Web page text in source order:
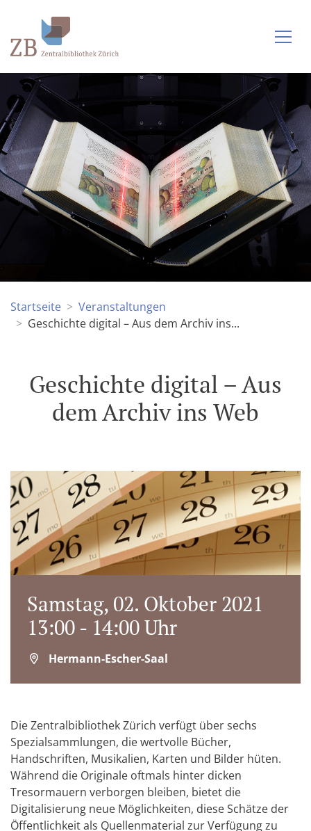
Startseite
Veranstaltungen
Geschichte digital – Aus dem Archiv ins...
Geschichte digital – Aus
dem Archiv ins Web
Samstag, 02. Oktober 2021
13:00 - 14:00 Uhr
Hermann-Escher-Saal
Die Zentralbibliothek Zürich verfügt über sechs
Spezialsammlungen, die wertvolle Bücher,
Handschriften, Musikalien, Karten und Bilder hüten.
Während die Originale oftmals hinter dicken
Tresormauern verborgen bleiben, bietet die
Digitalisierung neue Möglichkeiten, diese Schätze der
Öffentlichkeit als Quellenmaterial zur Verfügung zu